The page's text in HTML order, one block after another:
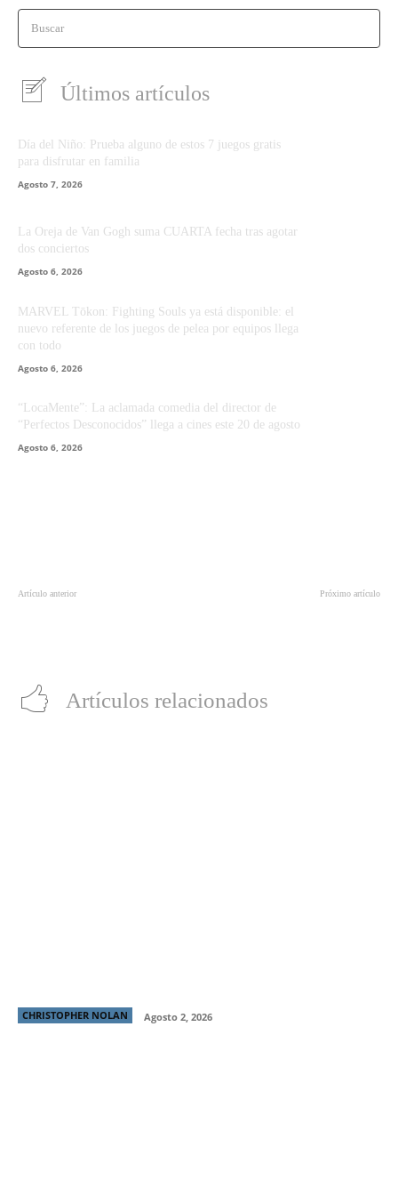
Buscar
Últimos artículos
Día del Niño: Prueba alguno de estos 7 juegos gratis
para disfrutar en familia
Agosto 7, 2026
La Oreja de Van Gogh suma CUARTA fecha tras agotar
dos conciertos
Agosto 6, 2026
MARVEL Tōkon: Fighting Souls ya está disponible: el
nuevo referente de los juegos de pelea por equipos llega
con todo
Agosto 6, 2026
“LocaMente”: La aclamada comedia del director de
“Perfectos Desconocidos” llega a cines este 20 de agosto
Agosto 6, 2026
Artículo anterior Próximo artículo
Artículos relacionados
CHRISTOPHER NOLAN Agosto 2, 2026